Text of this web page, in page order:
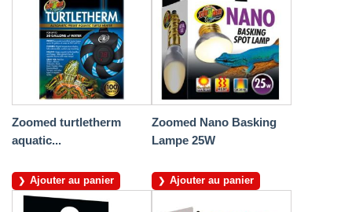
Zoomed turtletherm
aquatic...
Ajouter au panier
Zoomed Nano Basking
Lampe 25W
Ajouter au panier